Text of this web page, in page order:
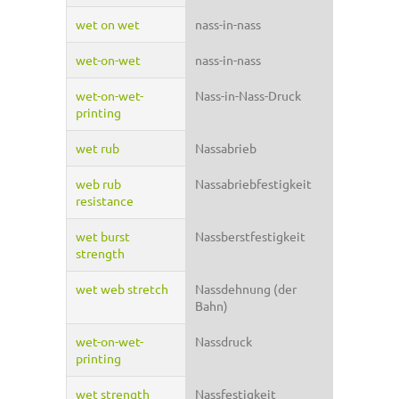
wet on wet nass-in-nass
wet-on-wet nass-in-nass
wet-on-wet-
printing
Nass-in-Nass-Druck
wet rub Nassabrieb
web rub
resistance
Nassabriebfestigkeit
wet burst
strength
Nassberstfestigkeit
wet web stretch
Nassdehnung (der
Bahn)
wet-on-wet-
printing
Nassdruck
wet strength Nassfestigkeit